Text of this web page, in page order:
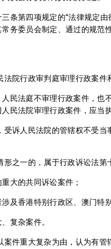
条第四项规定的“法律规定
务委员会制定、通过的规范性
法院行政审判庭审理行政案件
民法庭不审理行政案件，也
民法院审理行政案件，应当
受诉人民法院的管辖权不受
形之一的，属于行政诉讼法第
重大的共同诉讼案件；
涉及香港特别行政区、澳门特
复杂案件。
案件重大复杂为由，认为有